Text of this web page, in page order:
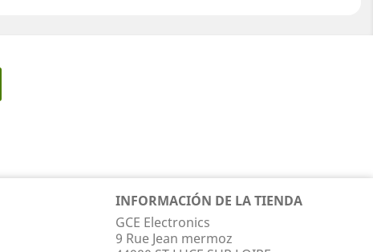
INFORMACIÓN DE LA TIENDA
GCE Electronics
9 Rue Jean mermoz